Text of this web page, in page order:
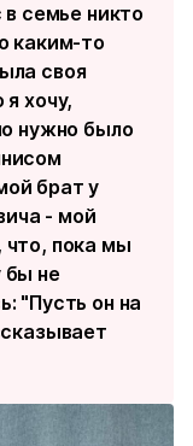
семье никто
каким-то
своя
хочу,
нужно было
брат у
- мой
пока мы
бы не
"Пусть он на